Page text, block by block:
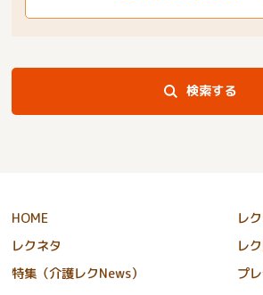
検索する
HOME
レ
レクネタ
レ
特集（介護レクNews）
プ